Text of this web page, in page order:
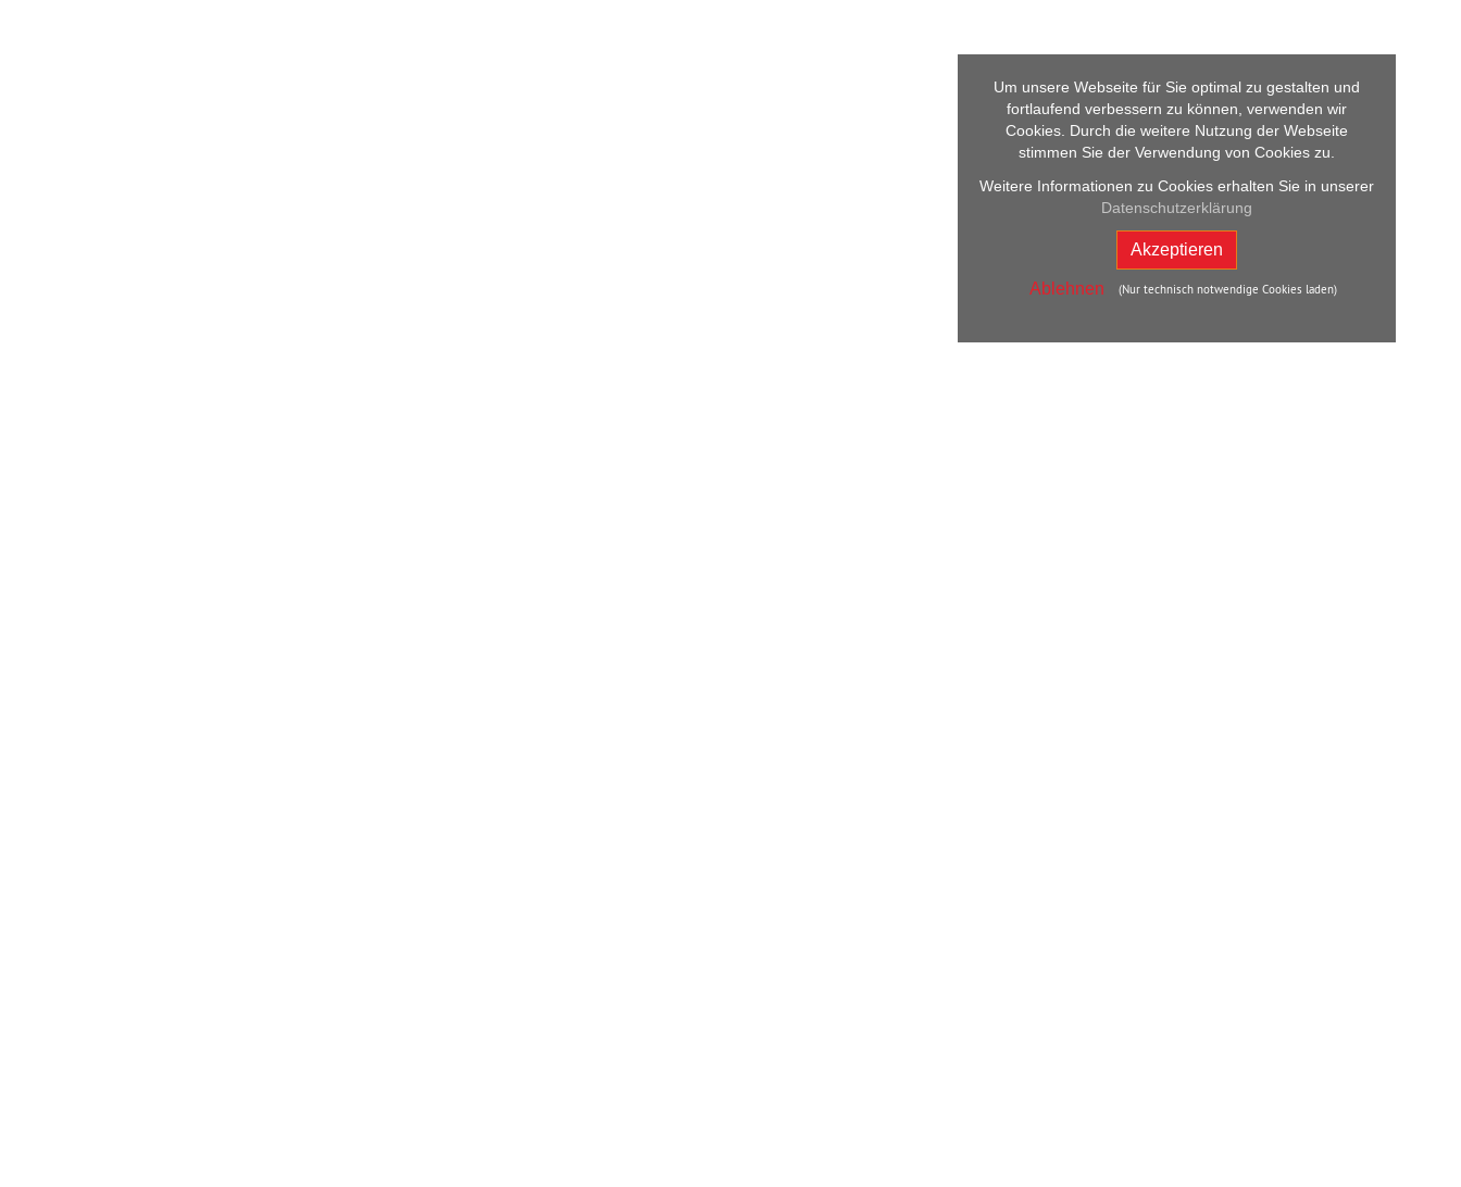
Um unsere Webseite für Sie optimal zu gestalten und
fortlaufend verbessern zu können, verwenden wir
Cookies. Durch die weitere Nutzung der Webseite
stimmen Sie der Verwendung von Cookies zu.
Weitere Informationen zu Cookies erhalten Sie in unserer
Datenschutzerklärung
Akzeptieren
Ablehnen (Nur technisch notwendige Cookies laden)